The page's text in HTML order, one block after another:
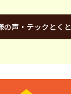
の声・テックとく